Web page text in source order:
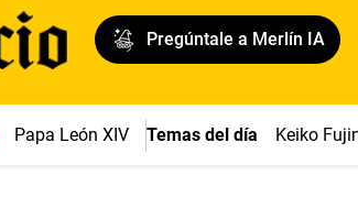
Pregúntale a Merlín IA
Papa León XIV Temas del día Keiko